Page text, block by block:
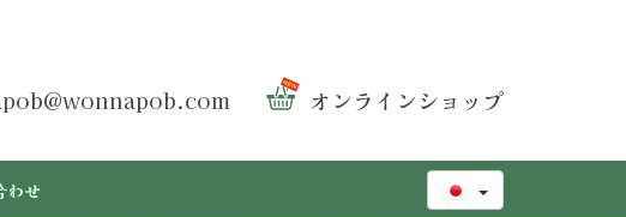
オンラインショップ
わせ